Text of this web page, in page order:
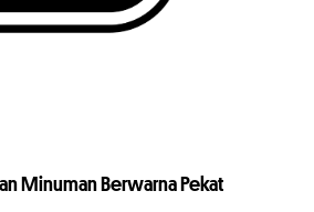
Minuman Berwarna Pekat